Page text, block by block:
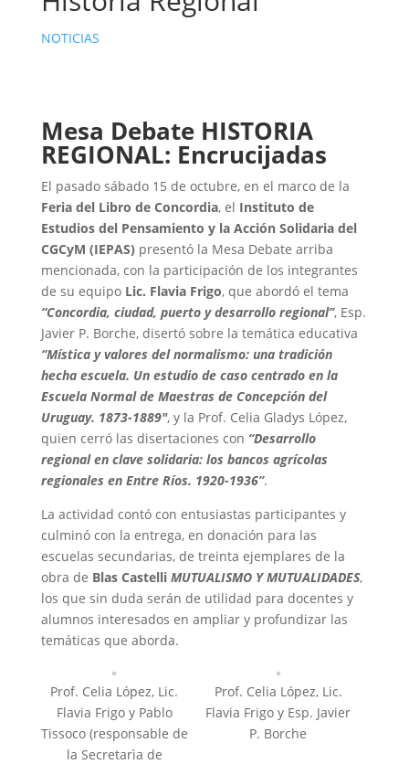
NOTICIAS
Mesa Debate HISTORIA
REGIONAL: Encrucijadas
El pasado sábado 15 de octubre, en el marco de la
Feria del Libro de Concordia, el Instituto de
Estudios del Pensamiento y la Acción Solidaria del
CGCyM (IEPAS) presentó la Mesa Debate arriba
mencionada, con la participación de los integrantes
de su equipo Lic. Flavia Frigo, que abordó el tema
“Concordia, ciudad, puerto y desarrollo regional”, Esp.
Javier P. Borche, disertó sobre la temática educativa
“Mística y valores del normalismo: una tradición
hecha escuela. Un estudio de caso centrado en la
Escuela Normal de Maestras de Concepción del
Uruguay. 1873-1889″, y la Prof. Celia Gladys López,
quien cerró las disertaciones con “Desarrollo
regional en clave solidaria: los bancos agrícolas
regionales en Entre Ríos. 1920-1936”.
La actividad contó con entusiastas participantes y
culminó con la entrega, en donación para las
escuelas secundarias, de treinta ejemplares de la
obra de Blas Castelli MUTUALISMO Y MUTUALIDADES,
los que sin duda serán de utilidad para docentes y
alumnos interesados en ampliar y profundizar las
temáticas que aborda.
Prof. Celia López, Lic.
Flavia Frigo y Pablo
Tissoco (responsable de
la Secretarìa de
Prof. Celia López, Lic.
Flavia Frigo y Esp. Javier
P. Borche